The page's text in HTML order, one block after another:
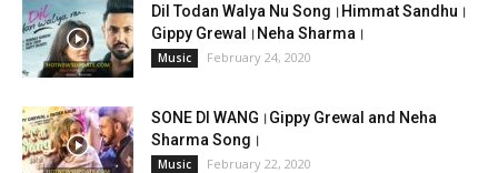
Dil Todan Walya Nu Song।Himmat Sandhu।
Gippy Grewal।Neha Sharma।
Music February 24, 2020
SONE DI WANG।Gippy Grewal and Neha
Sharma Song।
Music February 22, 2020